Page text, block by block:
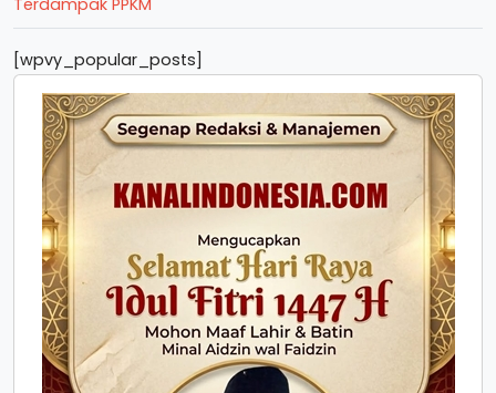
[wpvy_popular_posts]